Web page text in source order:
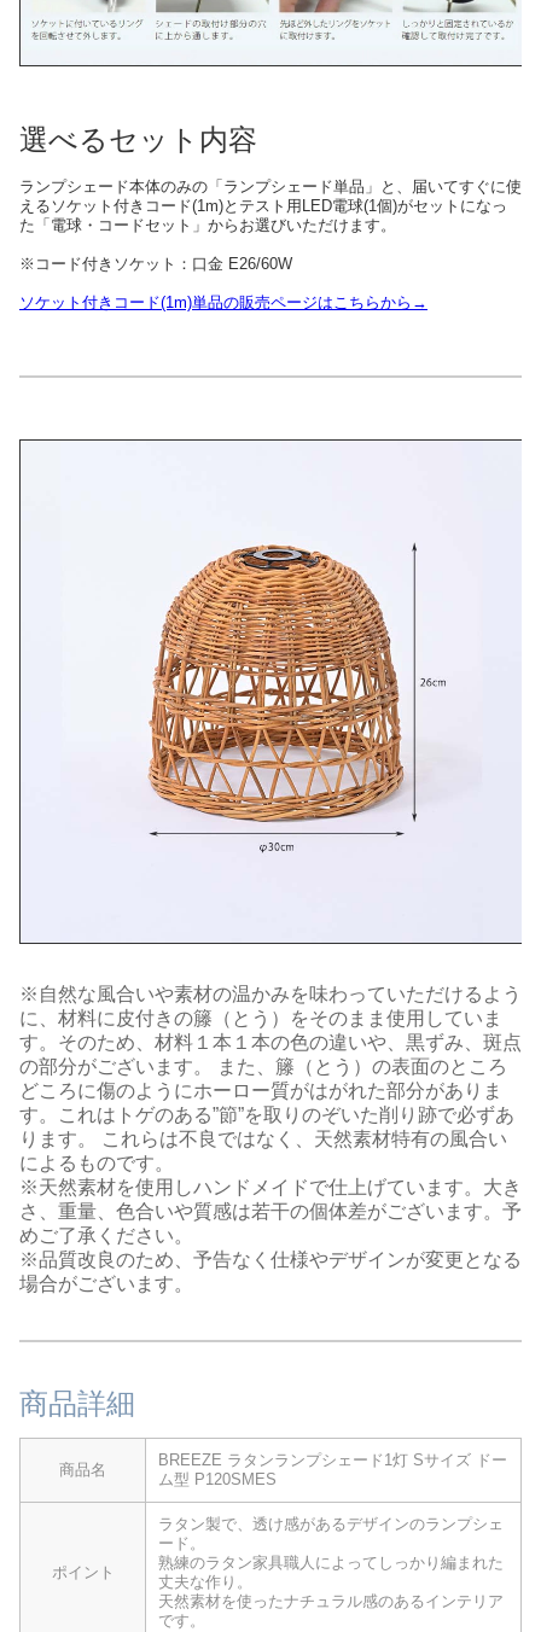
選べるセット内容
ランプシェード本体のみの「ランプシェード単品」と、届いてすぐに使
えるソケット付きコード(1m)とテスト用LED電球(1個)がセットになっ
た「電球・コードセット」からお選びいただけます。
※コード付きソケット：口金 E26/60W
ソケット付きコード(1m)単品の販売ページはこちらから→
※自然な風合いや素材の温かみを味わっていただけるよう
に、材料に皮付きの籐（とう）をそのまま使用していま
す。そのため、材料１本１本の色の違いや、黒ずみ、斑点
の部分がございます。 また、籐（とう）の表面のところ
どころに傷のようにホーロー質がはがれた部分がありま
す。これはトゲのある”節”を取りのぞいた削り跡で必ずあ
ります。 これらは不良ではなく、天然素材特有の風合い
によるものです。
※天然素材を使用しハンドメイドで仕上げています。大き
さ、重量、色合いや質感は若干の個体差がございます。予
めご了承ください。
※品質改良のため、予告なく仕様やデザインが変更となる
場合がございます。
商品詳細
商品名
BREEZE ラタンランプシェード1灯 Sサイズ ドー
ム型 P120SMES
ポイント
ラタン製で、透け感があるデザインのランプシェ
ード。
熟練のラタン家具職人によってしっかり編まれた
丈夫な作り。
天然素材を使ったナチュラル感のあるインテリア
です。